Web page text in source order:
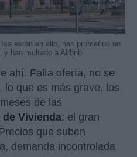
están en ello, han prometido un
y han multado a Airbnb
ahí. Falta oferta, no se
lo que es más grave, los
de las
de Vivienda: el gran
que suben
demanda incontrolada